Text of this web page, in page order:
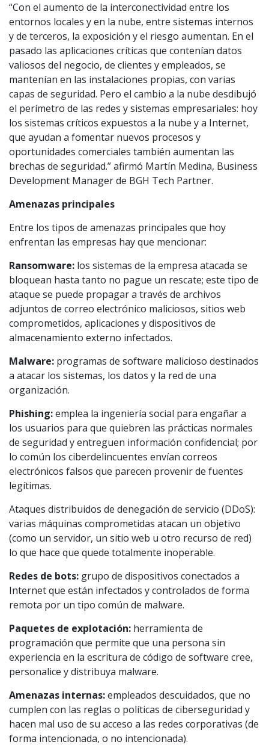
“Con el aumento de la interconectividad entre los
entornos locales y en la nube, entre sistemas internos
y de terceros, la exposición y el riesgo aumentan. En el
pasado las aplicaciones críticas que contenían datos
valiosos del negocio, de clientes y empleados, se
mantenían en las instalaciones propias, con varias
capas de seguridad. Pero el cambio a la nube desdibujó
el perímetro de las redes y sistemas empresariales: hoy
los sistemas críticos expuestos a la nube y a Internet,
que ayudan a fomentar nuevos procesos y
oportunidades comerciales también aumentan las
brechas de seguridad.” afirmó Martín Medina, Business
Development Manager de BGH Tech Partner.
Amenazas principales
Entre los tipos de amenazas principales que hoy
enfrentan las empresas hay que mencionar:
Ransomware: los sistemas de la empresa atacada se
bloquean hasta tanto no pague un rescate; este tipo de
ataque se puede propagar a través de archivos
adjuntos de correo electrónico maliciosos, sitios web
comprometidos, aplicaciones y dispositivos de
almacenamiento externo infectados.
Malware: programas de software malicioso destinados
a atacar los sistemas, los datos y la red de una
organización.
Phishing:emplea la ingeniería social para engañar a
los usuarios para que quiebren las prácticas normales
de seguridad y entreguen información confidencial; por
lo común los ciberdelincuentes envían correos
electrónicos falsos que parecen provenir de fuentes
legítimas.
Ataques distribuidos de denegación de servicio (DDoS):
varias máquinas comprometidas atacan un objetivo
(como un servidor, un sitio web u otro recurso de red)
lo que hace que quede totalmente inoperable.
Redes de bots: grupo de dispositivos conectados a
Internet que están infectados y controlados de forma
remota por un tipo común de malware.
Paquetes de explotación: herramienta de
programación que permite que una persona sin
experiencia en la escritura de código de software cree,
personalice y distribuya malware.
Amenazas internas:empleados descuidados, que no
cumplen con las reglas o políticas de ciberseguridad y
hacen mal uso de su acceso a las redes corporativas (de
forma intencionada, o no intencionada).